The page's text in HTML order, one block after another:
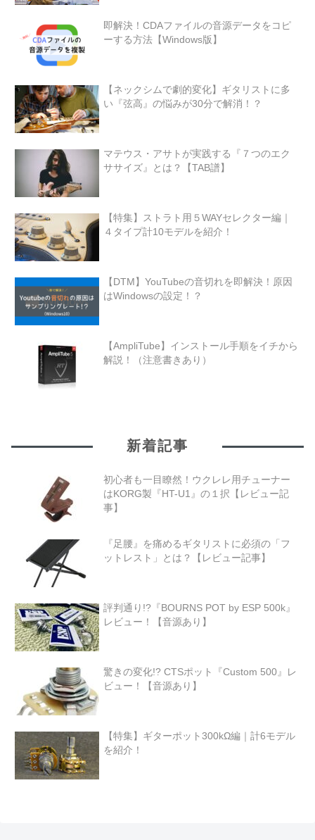
即解決！CDAファイルの音源データをコピ
ーする方法【Windows版】
【ネックシムで劇的変化】ギタリストに多
い『弦高』の悩みが30分で解消！？
マテウス・アサトが実践する『７つのエク
ササイズ』とは？【TAB譜】
【特集】ストラト用５WAYセレクター編｜
４タイプ計10モデルを紹介！
【DTM】YouTubeの音切れを即解決！原因
はWindowsの設定！？
【AmpliTube】インストール手順をイチから
解説！（注意書きあり）
新着記事
初心者も一目瞭然！ウクレレ用チューナー
はKORG製『HT-U1』の１択【レビュー記
事】
『足腰』を痛めるギタリストに必須の「フ
ットレスト」とは？【レビュー記事】
評判通り!?『BOURNS POT by ESP 500k』
レビュー！【音源あり】
驚きの変化!? CTSポット『Custom 500』レ
ビュー！【音源あり】
【特集】ギターポット300kΩ編｜計6モデル
を紹介！